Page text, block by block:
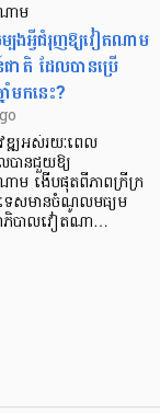
ាម
ម្បងអ្វីជំរុញឱ្យវៀតណាម
ជាតិ ដែលបានប្រើ
មកនេះ?
ឌ្ឍអស់រយៈពេល
បានជួយឱ្យ​
ម ងើប​ផុតពីភាពក្រីក្រ
ទេសមានចំណូលមធ្យម
ាភិបាលវៀតណា…